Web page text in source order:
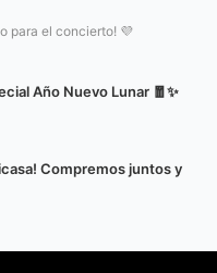
para el concierto! 💜
Año Nuevo Lunar 🧧✨
Compremos juntos y